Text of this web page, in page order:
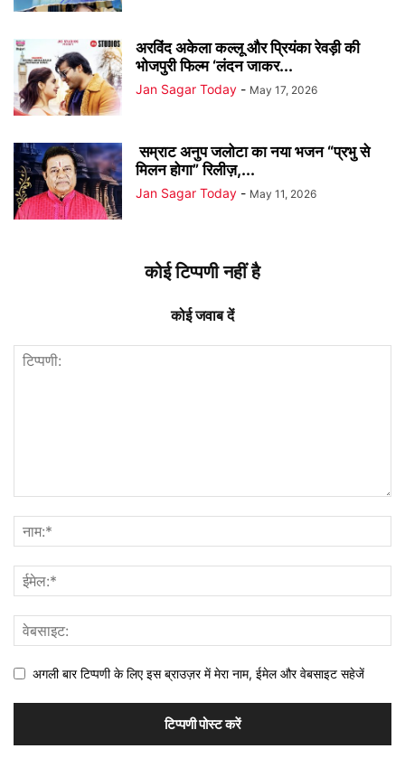
अरविंद अकेला कल्लू और प्रियंका रेवड़ी की
भोजपुरी फिल्म ‘लंदन जाकर...
Jan Sagar Today - May 17, 2026
सम्राट अनुप जलोटा का नया भजन “प्रभु से
मिलन होगा” रिलीज़,...
Jan Sagar Today - May 11, 2026
कोई टिप्पणी नहीं है
कोई जवाब दें
अगली बार टिप्पणी के लिए इस ब्राउज़र में मेरा नाम, ईमेल और वेबसाइट सहेजें